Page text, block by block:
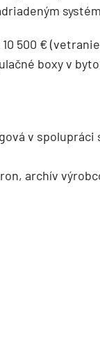
500 €
boxy v
v
archív